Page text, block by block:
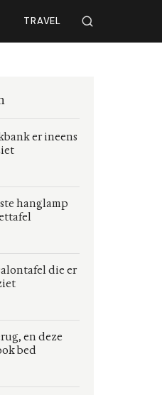
TRAVEL
er ineens
hanglamp
die er
en deze
bed